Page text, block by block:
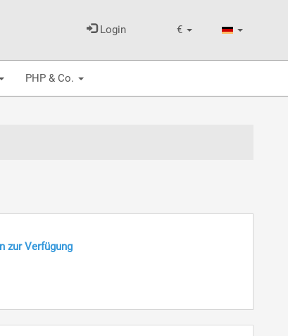
€
Login
PHP & Co.
zur Verfügung